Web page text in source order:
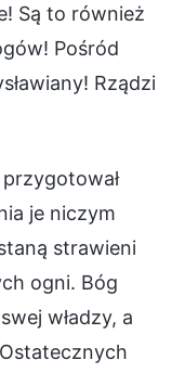
Są to również
Pośród
Rządzi
je niczym
strawieni
ogni. Bóg
władzy, a